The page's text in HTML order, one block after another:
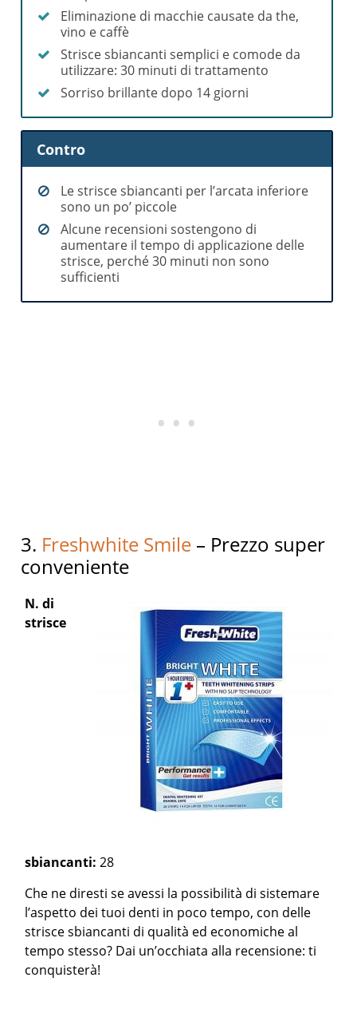
Eliminazione di macchie causate da the,
vino e caffè
Strisce sbiancanti semplici e comode da
utilizzare: 30 minuti di trattamento
Sorriso brillante dopo 14 giorni
Contro
Le strisce sbiancanti per l’arcata inferiore
sono un po’ piccole
Alcune recensioni sostengono di
aumentare il tempo di applicazione delle
strisce, perché 30 minuti non sono
sufficienti
3. Freshwhite Smile – Prezzo super
conveniente
N. di
strisce
sbiancanti: 28
Che ne diresti se avessi la possibilità di sistemare
l’aspetto dei tuoi denti in poco tempo, con delle
strisce sbiancanti di qualità ed economiche al
tempo stesso? Dai un’occhiata alla recensione: ti
conquisterà!